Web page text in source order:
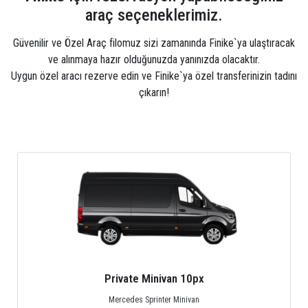
araç seçeneklerimiz.
Güvenilir ve Özel Araç filomuz sizi zamanında Finike`ya ulaştıracak
ve alınmaya hazır olduğunuzda yanınızda olacaktır.
Uygun özel aracı rezerve edin ve Finike`ya özel transferinizin tadını
çıkarın!
Private Midibus 25px
Mercedes Sprinter, Isuzu or Turquoise